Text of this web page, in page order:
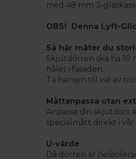
med 48 mm 3-
OBS! Denna Lyft-
Så här mäter du
Skjutdörren ska ha
hålet i fasaden.
Ta hänsyn till val av
Måttanpassa utan
Anpassa din skjutdörr
specialmått direkt i
U-värde
Då dörren är